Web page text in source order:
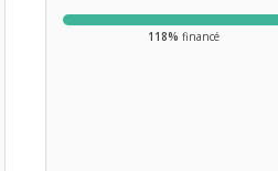
118% financé